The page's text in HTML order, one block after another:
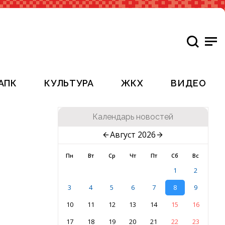
КУЛЬТУРА ЖКХ ВИДЕО
Календарь новостей
Август 2026
Пн Вт Ср Чт Пт Сб Вс
1
2
3
4 5 6 7 8
9
10
11 12 13 14 15
16
17
18 19 20 21 22 23